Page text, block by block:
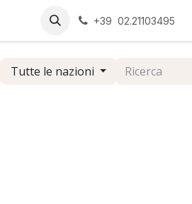
Lavora con noi+39 02.21103495
Tutte le nazioni